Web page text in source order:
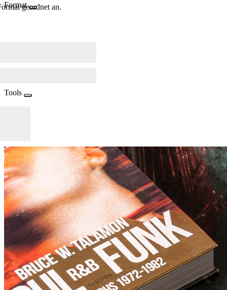
Formatgeordnet an.
Tools